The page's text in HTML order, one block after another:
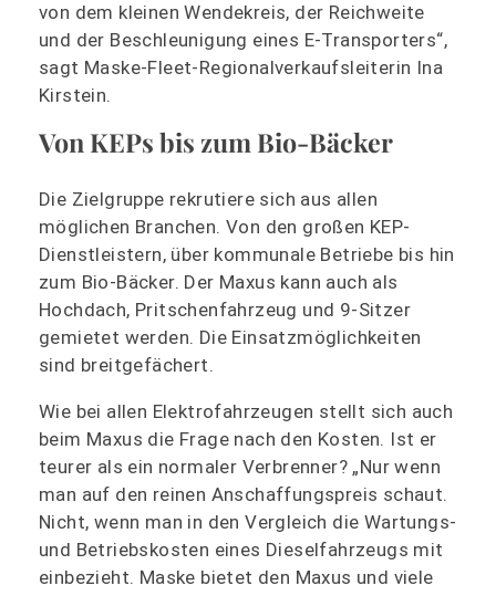
von dem kleinen Wendekreis, der Reichweite
und der Beschleunigung eines E-Transporters“,
sagt Maske-Fleet-Regionalverkaufsleiterin Ina
Kirstein.
Von KEPs bis zum Bio-Bäcker
Die Zielgruppe rekrutiere sich aus allen
möglichen Branchen. Von den großen KEP-
Dienstleistern, über kommunale Betriebe bis hin
zum Bio-Bäcker. Der Maxus kann auch als
Hochdach, Pritschenfahrzeug und 9-Sitzer
gemietet werden. Die Einsatzmöglichkeiten
sind breitgefächert.
Wie bei allen Elektrofahrzeugen stellt sich auch
beim Maxus die Frage nach den Kosten. Ist er
teurer als ein normaler Verbrenner? „Nur wenn
man auf den reinen Anschaffungspreis schaut.
Nicht, wenn man in den Vergleich die Wartungs-
und Betriebskosten eines Dieselfahrzeugs mit
einbezieht. Maske bietet den Maxus und viele